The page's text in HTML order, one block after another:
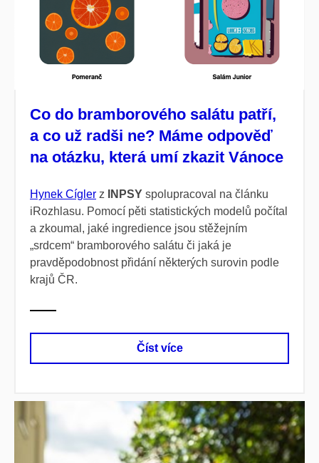
Co do bramborového salátu patří,
a co už radši ne? Máme odpověď
na otázku, která umí zkazit Vánoce
Hynek Cígler z INPSY spolupracoval na článku
iRozhlasu. Pomocí pěti statistických modelů počítal
a zkoumal, jaké ingredience jsou stěžejním
„srdcem“ bramborového salátu či jaká je
pravděpodobnost přidání některých surovin podle
krajů ČR.
Číst více